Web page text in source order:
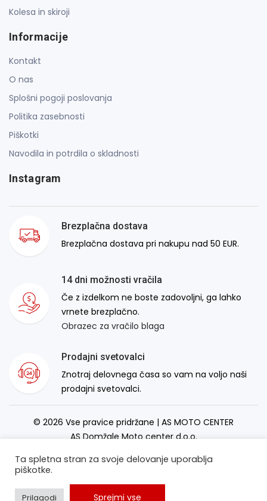
Kolesa in skiroji
Informacije
Kontakt
O nas
Splošni pogoji poslovanja
Politika zasebnosti
Piškotki
Navodila in potrdila o skladnosti
Instagram
Brezplačna dostava
Brezplačna dostava pri nakupu nad 50 EUR.
14 dni možnosti vračila
Če z izdelkom ne boste zadovoljni, ga lahko
vrnete brezplačno.
Obrazec za vračilo blaga
Prodajni svetovalci
Znotraj delovnega časa so vam na voljo naši
prodajni svetovalci.
© 2026 Vse pravice pridržane | AS MOTO CENTER
AS Domžale Moto center d.o.o.
Ta spletna stran za svoje delovanje uporablja
piškotke.
Prilagodi Sprejmi vse